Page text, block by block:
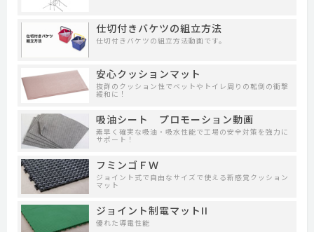
仕切付きバケツの組立方法
仕切付きバケツの組立方法動画です。
安心クッションマット
抜群のクッション性でベットやトイレ周りの転倒の衝撃
緩和に！
吸油シート プロモーション動画
素早く確実な吸油・吸水性能で工場の安全対策を強力に
サポート！
フミンゴＦＷ
ジョイント式で自由なサイズで使える新感覚クッション
マット
ジョイント制電マットII
優れた導電性能